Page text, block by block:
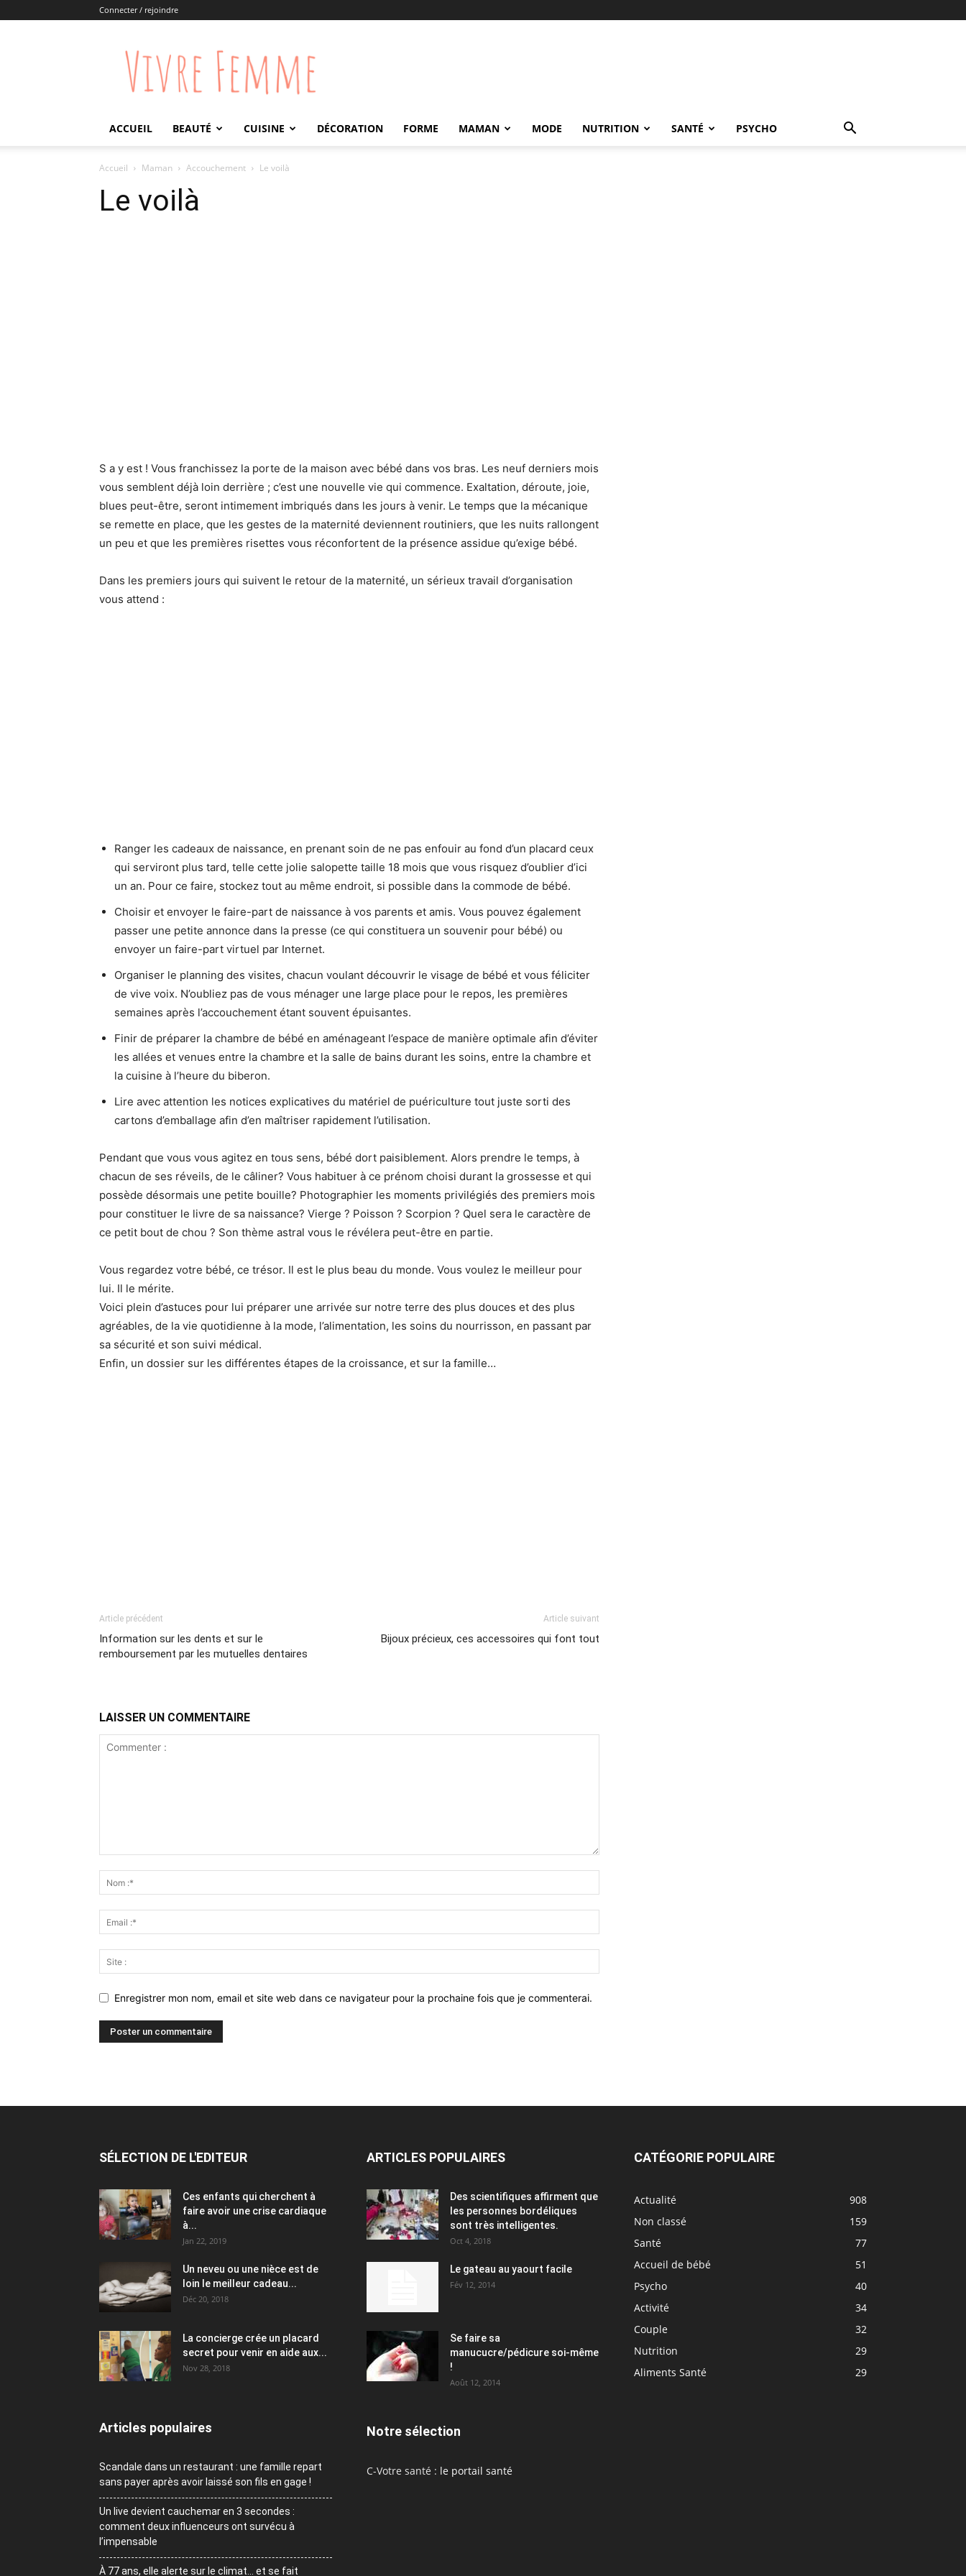
Connecter / rejoindre
Vivre
Femme
ACCUEIL BEAUTÉ CUISINE DÉCORATION FORME MAMAN MODE NUTRITION SANTÉ PSYCHO
Accueil Maman Accouchement Le voilà
Le voilà
S a y est ! Vous franchissez la porte de la maison avec bébé dans vos bras. Les neuf derniers mois
vous semblent déjà loin derrière ; c’est une nouvelle vie qui commence. Exaltation, déroute, joie,
blues peut-être, seront intimement imbriqués dans les jours à venir. Le temps que la mécanique
se remette en place, que les gestes de la maternité deviennent routiniers, que les nuits rallongent
un peu et que les premières risettes vous réconfortent de la présence assidue qu’exige bébé.
Dans les premiers jours qui suivent le retour de la maternité, un sérieux travail d’organisation
vous attend :
Ranger les cadeaux de naissance, en prenant soin de ne pas enfouir au fond d’un placard ceux
qui serviront plus tard, telle cette jolie salopette taille 18 mois que vous risquez d’oublier d’ici
un an. Pour ce faire, stockez tout au même endroit, si possible dans la commode de bébé.
Choisir et envoyer le faire-part de naissance à vos parents et amis. Vous pouvez également
passer une petite annonce dans la presse (ce qui constituera un souvenir pour bébé) ou
envoyer un faire-part virtuel par Internet.
Organiser le planning des visites, chacun voulant découvrir le visage de bébé et vous féliciter
de vive voix. N’oubliez pas de vous ménager une large place pour le repos, les premières
semaines après l’accouchement étant souvent épuisantes.
Finir de préparer la chambre de bébé en aménageant l’espace de manière optimale afin d’éviter
les allées et venues entre la chambre et la salle de bains durant les soins, entre la chambre et
la cuisine à l’heure du biberon.
Lire avec attention les notices explicatives du matériel de puériculture tout juste sorti des
cartons d’emballage afin d’en maîtriser rapidement l’utilisation.
Pendant que vous vous agitez en tous sens, bébé dort paisiblement. Alors prendre le temps, à
chacun de ses réveils, de le câliner? Vous habituer à ce prénom choisi durant la grossesse et qui
possède désormais une petite bouille? Photographier les moments privilégiés des premiers mois
pour constituer le livre de sa naissance? Vierge ? Poisson ? Scorpion ? Quel sera le caractère de
ce petit bout de chou ? Son thème astral vous le révélera peut-être en partie.
Vous regardez votre bébé, ce trésor. Il est le plus beau du monde. Vous voulez le meilleur pour
lui. Il le mérite.
Voici plein d’astuces pour lui préparer une arrivée sur notre terre des plus douces et des plus
agréables, de la vie quotidienne à la mode, l’alimentation, les soins du nourrisson, en passant par
sa sécurité et son suivi médical.
Enfin, un dossier sur les différentes étapes de la croissance, et sur la famille…
Article précédent
Information sur les dents et sur le
remboursement par les mutuelles dentaires
Article suivant
Bijoux précieux, ces accessoires qui font tout
LAISSER UN COMMENTAIRE
Enregistrer mon nom, email et site web dans ce navigateur pour la prochaine fois que je commenterai.
SÉLECTION DE L'EDITEUR
Ces enfants qui cherchent à
faire avoir une crise cardiaque
à...
Jan 22, 2019
Un neveu ou une nièce est de
loin le meilleur cadeau...
Déc 20, 2018
La concierge crée un placard
secret pour venir en aide aux...
Nov 28, 2018
Articles populaires
Scandale dans un restaurant : une famille repart
sans payer après avoir laissé son fils en gage !
Un live devient cauchemar en 3 secondes :
comment deux influenceurs ont survécu à
l’impensable
À 77 ans, elle alerte sur le climat… et se fait
ARTICLES POPULAIRES
Des scientifiques affirment que
les personnes bordéliques
sont très intelligentes.
Oct 4, 2018
Le gateau au yaourt facile
Fév 12, 2014
Se faire sa
manucucre/pédicure soi-même
!
Août 12, 2014
Notre sélection
C-Votre santé : le portail santé
CATÉGORIE POPULAIRE
Actualité
908
Non classé
159
Santé
77
Accueil de bébé
51
Psycho
40
Activité
34
Couple
32
Nutrition
29
Aliments Santé
29